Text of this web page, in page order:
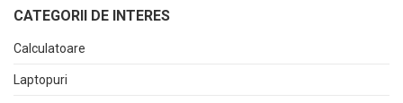
CATEGORII DE INTERES
Calculatoare
Laptopuri